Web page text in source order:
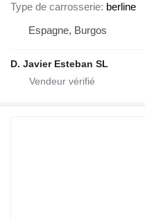
Type de carrosserie berline
Espagne, Burgos
D. Javier Esteban SL